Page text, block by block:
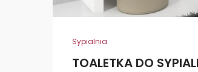
Sypialnia
TOALETKA DO